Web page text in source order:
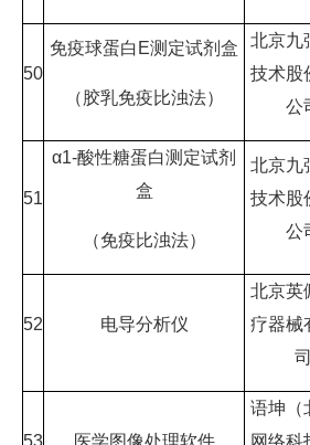
50
免疫球蛋白E测定试剂盒
（胶乳免疫比浊法）
北京九
技术股
公
51
α1-酸性糖蛋白测定试剂
盒
（免疫比浊法）
北京九
技术股
公
52 电导分析仪
北京英
疗器械
司
53 医学图像处理软件
语坤（
网络科